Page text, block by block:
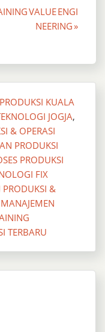
VALUE ENGI
NEERING »
KUALA
JOGJA,
& OPERASI
PRODUKSI
PRODUKSI
FIX
&
TERBARU